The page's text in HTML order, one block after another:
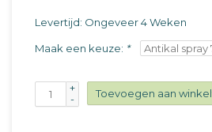
Levertijd: Ongeveer 4 Weken
Maak een keuze: *
+
-
Toevoegen aan